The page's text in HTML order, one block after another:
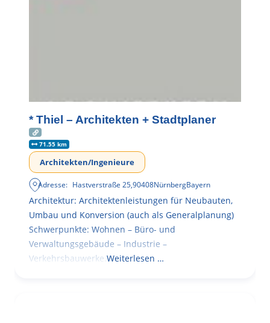
* Thiel – Architekten + Stadtplaner
71.55 km
Architekten/Ingenieure
Adresse: Hastverstraße 25,90408NürnbergBayern
Architektur: Architektenleistungen für Neubauten,
Umbau und Konversion (auch als Generalplanung)
Schwerpunkte: Wohnen – Büro- und
Verwaltungsgebäude – Industrie –
Verkehrsbauwerke. Weiterlesen …